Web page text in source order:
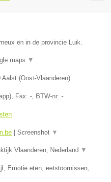
en in de provincie Luik.
maps ▼
Aalst (Oost-Vlaanderen)
, Fax: -, BTW-nr: -
Screenshot ▼
Vlaanderen, Nederland ▼
Emotie eten, eetstoornissen,